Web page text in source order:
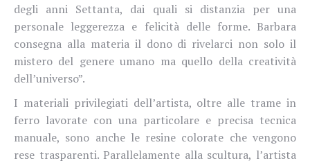
degli anni Settanta, dai quali si distanzia per una
personale leggerezza e felicità delle forme. Barbara
consegna alla materia il dono di rivelarci non solo il
mistero del genere umano ma quello della creatività
dell’universo”.
I materiali privilegiati dell’artista, oltre alle trame in
ferro lavorate con una particolare e precisa tecnica
manuale, sono anche le resine colorate che vengono
rese trasparenti. Parallelamente alla scultura, l’artista